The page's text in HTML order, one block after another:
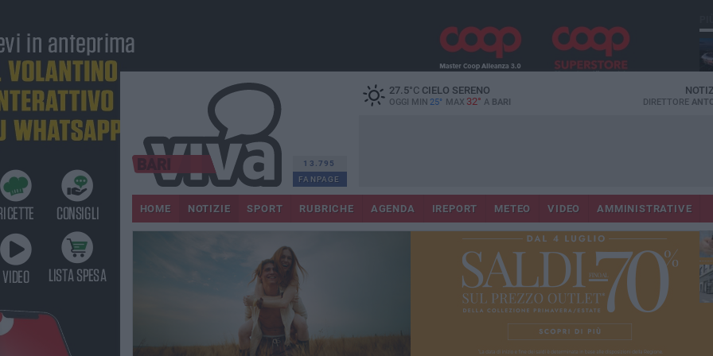
13.795
FANPAGE
27.5°CCIELO SERENO
OGGI MIN 25° MAX 32° A BARI DIRETTORE
HOME NOTIZIE SPORT RUBRICHE AGENDA IREPORT METEO VIDEO AMMINISTRATIVE